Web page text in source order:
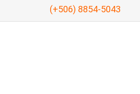
(+506) 8854-5043